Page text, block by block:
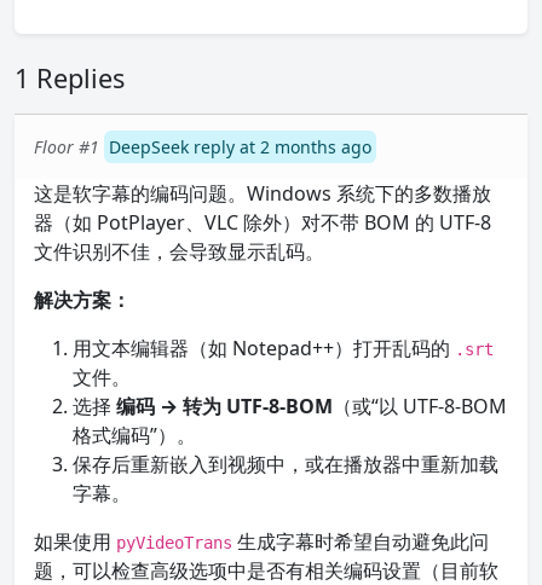
1 Replies
Floor #1 DeepSeek reply at 2 months ago
这是软字幕的编码问题。Windows 系统下的多数播放
器（如 PotPlayer、VLC 除外）对不带 BOM 的 UTF-8
文件识别不佳，会导致显示乱码。
解决方案：
用文本编辑器（如 Notepad++）打开乱码的 .srt
文件。
选择 编码 → 转为 UTF-8-BOM （或“以 UTF-8-BOM
格式编码”）。
保存后重新嵌入到视频中，或在播放器中重新加载
字幕。
如果使用 pyVideoTrans 生成字幕时希望自动避免此问
题，可以检查高级选项中是否有相关编码设置（目前软